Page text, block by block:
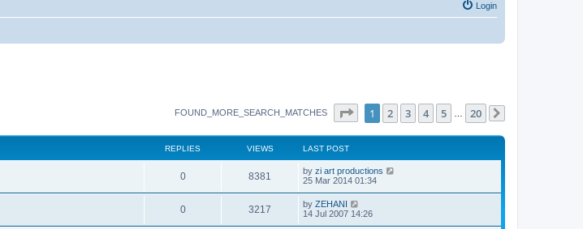
Login
FOUND_MORE_SEARCH_MATCHES Page of 20
1 2 3 4 5 20
REPLIES VIEWS LAST POST
0 8381 by zi art productions
25 Mar 2014 01:34
0 3217 by ZEHANI
14 Jul 2007 14:26